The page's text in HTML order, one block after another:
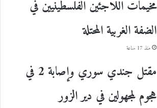
مخيمات اللاجئين الفلسطينيين في
الضفة الغربية المحتلة
منذ 17 ساعة
مقتل جندي سوري وإصابة 2 في
هجوم لمجهولين في دير الزور